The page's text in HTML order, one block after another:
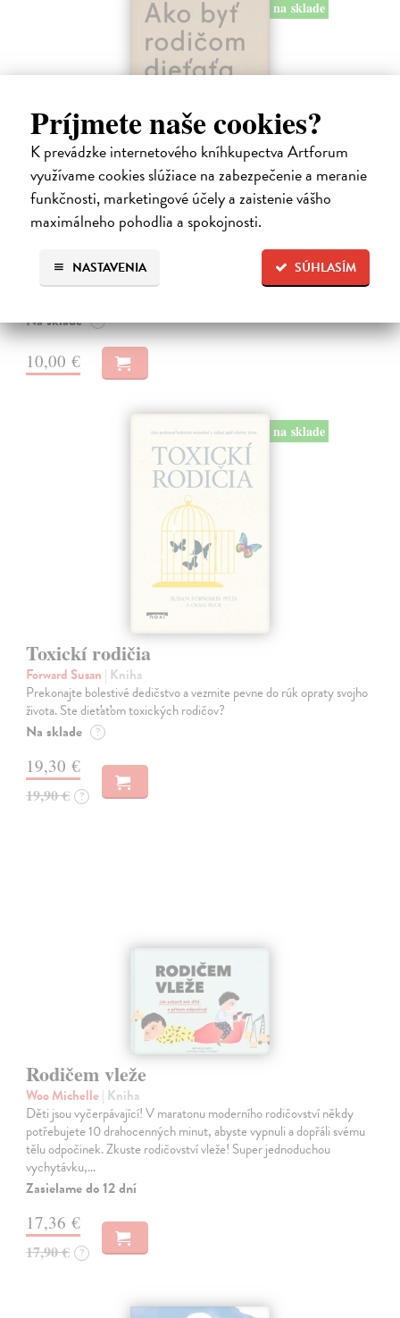
Príjmete naše cookies?
K prevádzke internetového kníhkupectva Artforum
využívame cookies slúžiace na zabezpečenie a meranie
funkčnosti, marketingové účely a zaistenie vášho
maximálneho pohodlia a spokojnosti.
SÚHLASÍM
NASTAVENIA
na sklade
Ako byť rodičom dieťaťa s FASD
Brown Julia, Mather Mary| Kniha
Jedna z mála kníh o poruchách fetálneho alkoholového spektra v
slovenskom jazyku. Kniha nielen jasne a zrozumiteľne popisuje
problematiku FASD, ale ponúka aj konkrétne rady pri výchove detí s
Na sklade ?
10,00 €
na sklade
Toxickí rodičia
Forward Susan | Kniha
Prekonajte bolestivé dedičstvo a vezmite pevne do rúk opraty svojho
života. Ste dieťaťom toxických rodičov?
Na sklade ?
19,30 €
19,90 € ?
Rodičem vleže
Woo Michelle | Kniha
Děti jsou vyčerpávající! V maratonu moderního rodičovství někdy
potřebujete 10 drahocenných minut, abyste vypnuli a dopřáli svému
tělu odpočinek. Zkuste rodičovství vleže! Super jednoduchou
vychytávku,…
Zasielame do 12 dní
17,36 €
17,90 € ?